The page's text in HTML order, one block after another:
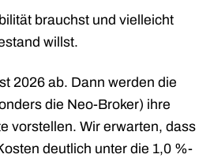
brauchst und vielleicht
willst.
2026 ab. Dann werden die
die Neo-Broker) ihre
vorstellen. Wir erwarten, dass
deutlich unter die 1,0 %-